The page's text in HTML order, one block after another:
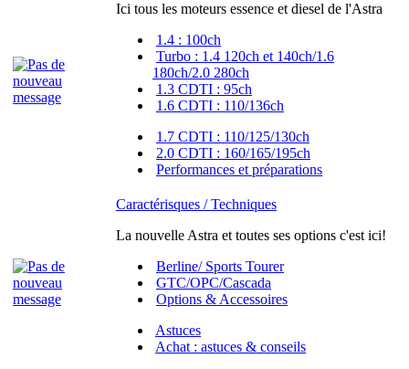
Ici tous les moteurs essence et diesel de l'Astra
1.4 : 100ch
Turbo : 1.4 120ch et 140ch/1.6
180ch/2.0 280ch
1.3 CDTI : 95ch
1.6 CDTI : 110/136ch
1.7 CDTI : 110/125/130ch
2.0 CDTI : 160/165/195ch
Performances et préparations
Caractérisques / Techniques
La nouvelle Astra et toutes ses options c'est ici!
Berline/ Sports Tourer
GTC/OPC/Cascada
Options & Accessoires
Astuces
Achat : astuces & conseils